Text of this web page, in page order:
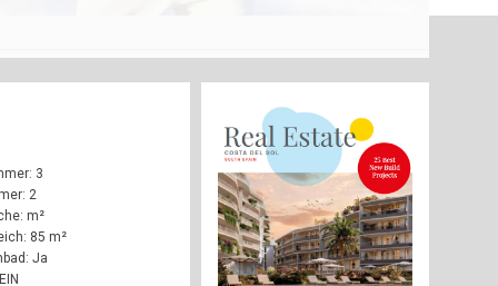
3
2
m²
85 m²
Ja